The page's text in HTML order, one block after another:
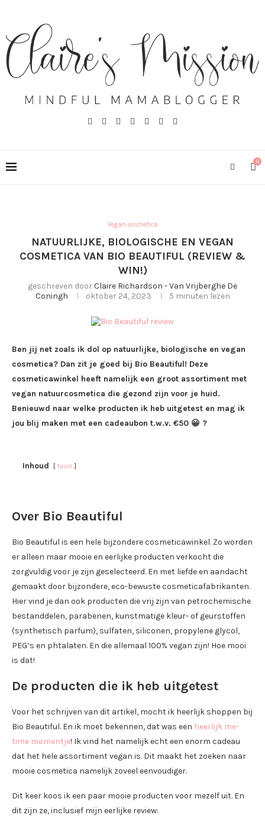
0
Vegan cosmetica
NATUURLIJKE, BIOLOGISCHE EN VEGAN
COSMETICA VAN BIO BEAUTIFUL (REVIEW &
WIN!)
geschreven doorClaire Richardson - Van Vrijberghe De
Coningh
oktober 24, 2023 5 minuten lezen
Ben jij net zoals ik dol op natuurlijke, biologische en vegan
cosmetica? Dan zit je goed bij Bio Beautiful! Deze
cosmeticawinkel heeft namelijk een groot assortiment met
vegan natuurcosmetica die gezond zijn voor je huid.
Benieuwd naar welke producten ik heb uitgetest en mag ik
jou blij maken met een cadeaubon t.w.v. €50 😀 ?
Inhoud toon
Over Bio Beautiful
Bio Beautiful is een hele bijzondere cosmeticawinkel. Zo worden
er alleen maar mooie en eerlijke producten verkocht die
zorgvuldig voor je zijn geselecteerd. En met liefde en aandacht
gemaakt door bijzondere, eco-bewuste cosmeticafabrikanten.
Hier vind je dan ook producten die vrij zijn van petrochemische
bestanddelen, parabenen, kunstmatige kleur- of geurstoffen
(synthetisch parfum), sulfaten, siliconen, propylene glycol,
PEG’s en phtalaten. En die allemaal 100% vegan zijn! Hoe mooi
is dat!
De producten die ik heb uitgetest
Voor het schrijven van dit artikel, mocht ik heerlijk shoppen bij
Bio Beautiful. En ik moet bekennen, dat was een heerlijk me-
time momentje! Ik vind het namelijk echt een enorm cadeau
dat het hele assortiment vegan is. Dit maakt het zoeken naar
mooie cosmetica namelijk zoveel eenvoudiger.
Dit keer koos ik een paar mooie producten voor mezelf uit. En
dit zijn ze, inclusief mijn eerlijke review: